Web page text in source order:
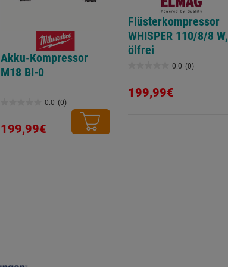
Akku-Kompressor
M18 BI-0
0.0 (0)
von
199,99€
Flüsterkompressor
WHISPER 110/8/8 W,
ölfrei
0.0 (0)
von
199,99€